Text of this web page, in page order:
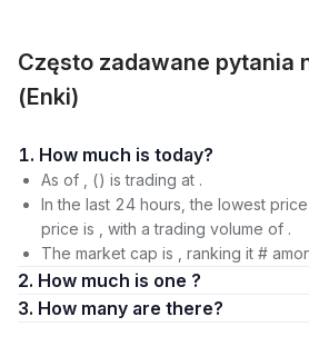
Często zadawane pytania
(Enki)
1. How much is today?
As of , () is trading at .
In the last 24 hours, the lowest
price is , with a trading volume of .
The market cap is , ranking it #
2. How much is one ?
3. How many are there?